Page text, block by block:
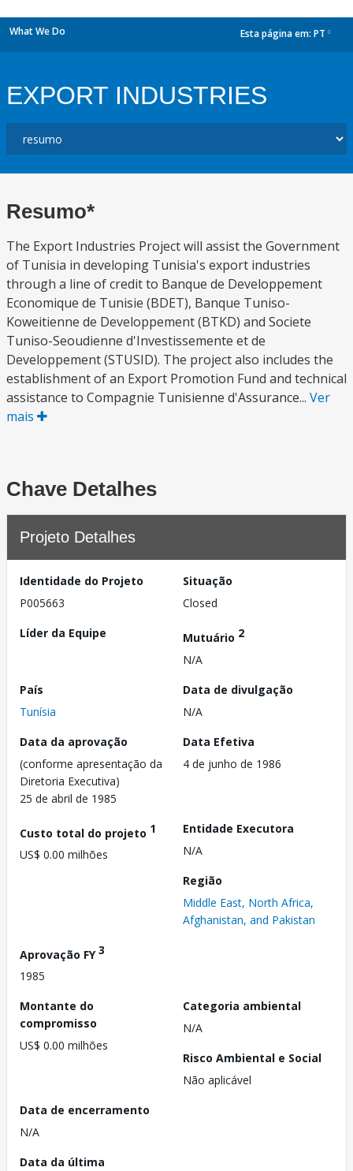
What We Do Esta página em: PT
EXPORT INDUSTRIES
Resumo*
The Export Industries Project will assist the Government
of Tunisia in developing Tunisia's export industries
through a line of credit to Banque de Developpement
Economique de Tunisie (BDET), Banque Tuniso-
Koweitienne de Developpement (BTKD) and Societe
Tuniso-Seoudienne d'Investissemente et de
Developpement (STUSID). The project also includes the
establishment of an Export Promotion Fund and technical
assistance to Compagnie Tunisienne d'Assurance... Ver
mais
Chave Detalhes
Projeto Detalhes
Identidade do Projeto
P005663
Situação
Closed
Líder da Equipe
Mutuário 2
N/A
País
Tunísia
Data de divulgação
N/A
Data da aprovação
(conforme apresentação da
Diretoria Executiva)
25 de abril de 1985
Data Efetiva
4 de junho de 1986
Custo total do projeto 1
US$ 0.00 milhões
Entidade Executora
N/A
Região
Middle East, North Africa,
Afghanistan, and Pakistan
Aprovação FY3
1985
Montante do
compromisso
US$ 0.00 milhões
Categoria ambiental
N/A
Risco Ambiental e Social
Não aplicável
Data de encerramento
N/A
Data da última